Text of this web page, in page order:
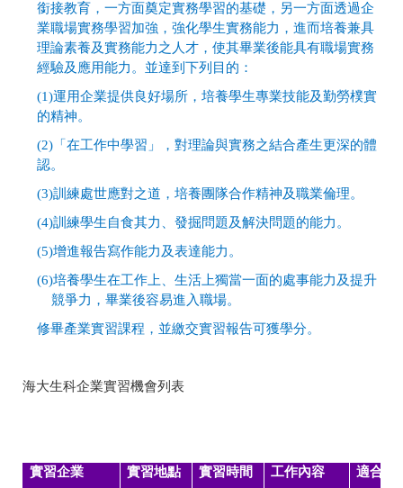
銜接教育，一方面奠定實務學習的基礎，另一方面透過企
業職場實務學習加強，強化學生實務能力，進而培養兼具
理論素養及實務能力之人才，使其畢業後能具有職場實務
經驗及應用能力。並達到下列目的：
(1)運用企業提供良好場所，培養學生專業技能及勤勞樸實
的精神。
(2) 「在工作中學習」，對理論與實務之結合產生更深的體
認。
(3)訓練處世應對之道，培養團隊合作精神及職業倫理。
(4)訓練學生自食其力、發掘問題及解決問題的能力。
(5)增進報告寫作能力及表達能力。
(6)培養學生在工作上、生活上獨當一面的處事能力及提升
競爭力，畢業後容易進入職場。
修畢產業實習課程，並繳交實習報告可獲學分。
海大生科企業實習機會列表
實習企業 實習地點 實習時間 工作內容 適合對